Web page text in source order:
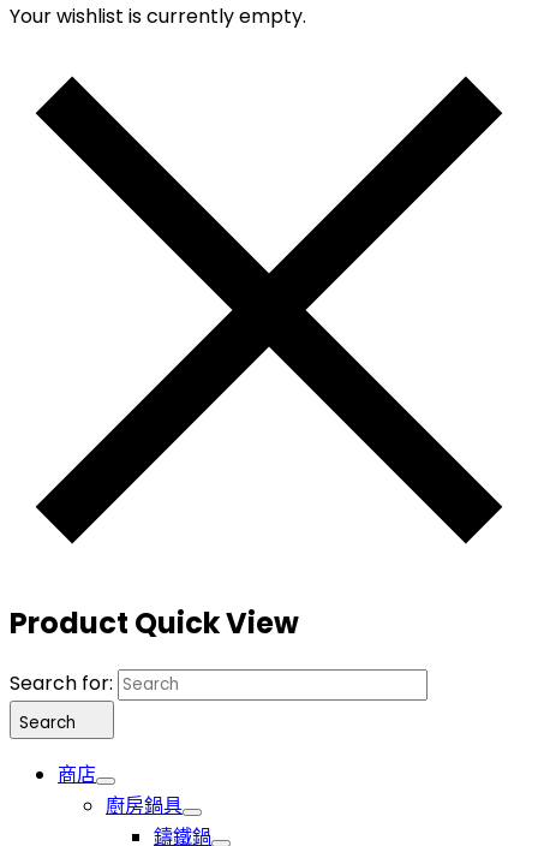
Your wishlist is currently empty.
Product Quick View
Search for:
Search
商店
廚房鍋具
鑄鐵鍋